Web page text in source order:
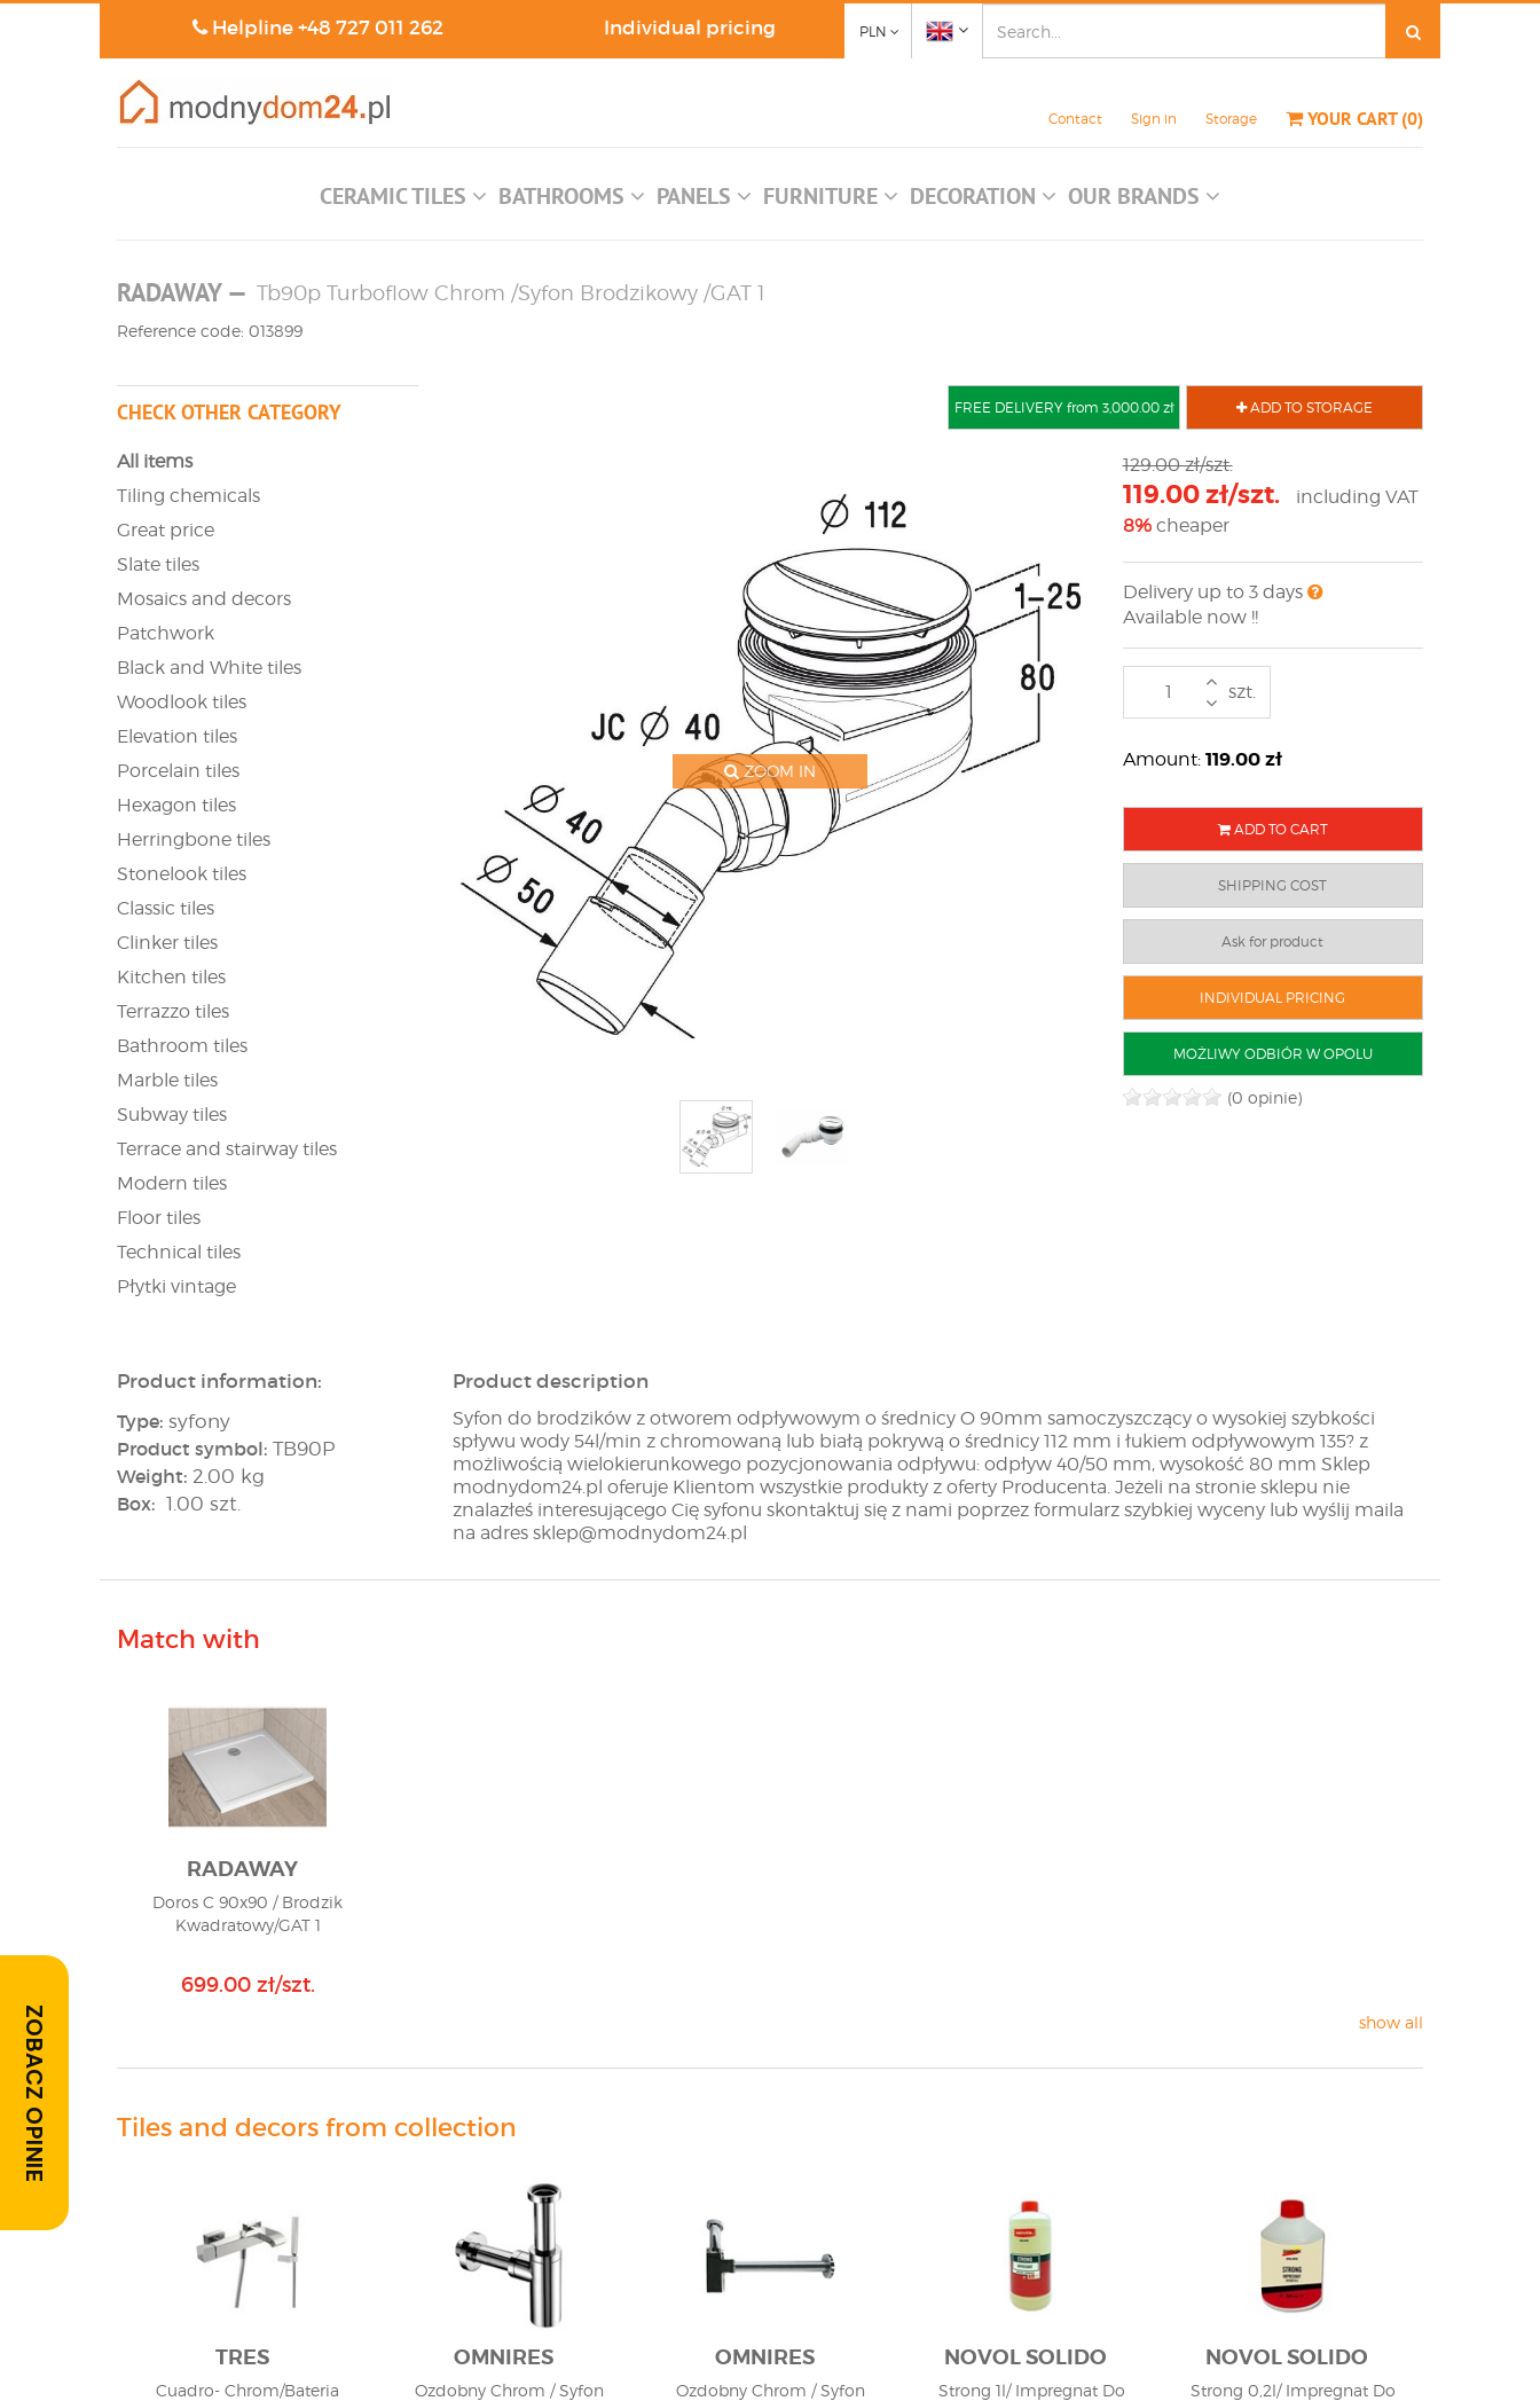
Helpline+48 727 011 262 Individual pricing PLN
Contact Sign in Storage YOUR CART(0)
CERAMIC TILES BATHROOMS PANELS FURNITURE DECORATION OUR BRANDS
RADAWAY— Tb90p Turboflow Chrom /Syfon Brodzikowy /GAT 1
Reference code: 013899
CHECK OTHER CATEGORY
All items
Tiling chemicals
Great price
Slate tiles
Mosaics and decors
Patchwork
Black and White tiles
Woodlook tiles
Elevation tiles
Porcelain tiles
Hexagon tiles
Herringbone tiles
Stonelook tiles
Classic tiles
Clinker tiles
Kitchen tiles
Terrazzo tiles
Bathroom tiles
Marble tiles
Subway tiles
Terrace and stairway tiles
Modern tiles
Floor tiles
Technical tiles
Płytki vintage
ADD TO STORAGE
FREE DELIVERY from 3,000.00 zł
ZOOM IN
129.00 zł/szt.
119.00 zł/szt.
including VAT
8%cheaper
Delivery up to 3 days
Available now !!
szt.
Amount: 119.00zł
ADD TO CART
SHIPPING COST
Ask for product
INDIVIDUAL PRICING
MOŻLIWY ODBIÓR W OPOLU
(0 opinie)
Product information:
Type: syfony
Product symbol: TB90P
Weight: 2.00 kg
Box: 1.00 szt.
Product description
Syfon do brodzików z otworem odpływowym o średnicy O 90mm samoczyszczący o wysokiej szybkości
spływu wody 54l/min z chromowaną lub białą pokrywą o średnicy 112 mm i łukiem odpływowym 135? z
możliwością wielokierunkowego pozycjonowania odpływu: odpływ 40/50 mm, wysokość 80 mm Sklep
modnydom24.pl oferuje Klientom wszystkie produkty z oferty Producenta. Jeżeli na stronie sklepu nie
znalazłeś interesującego Cię syfonu skontaktuj się z nami poprzez formularz szybkiej wyceny lub wyślij maila
na adres sklep@modnydom24.pl
Match with
RADAWAY
Doros C 90x90 / Brodzik
Kwadratowy/GAT 1
699.00 zł/szt.
show all
Tiles and decors from collection
TRES
Cuadro- Chrom/Bateria
OMNIRES
Ozdobny Chrom / Syfon
OMNIRES
Ozdobny Chrom / Syfon
NOVOL SOLIDO
Strong 1l/ Impregnat Do
NOVOL SOLIDO
Strong 0,2l/ Impregnat Do
ZOBACZ OPINIE